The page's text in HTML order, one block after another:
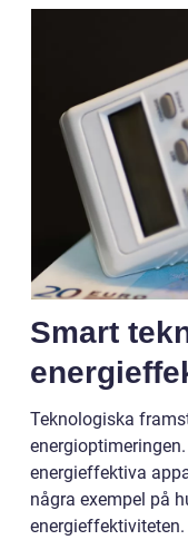
Smart
Teknologiska
energieffektiva
några exempel på